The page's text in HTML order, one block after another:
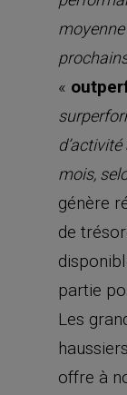
«
mois,
génère
de
partie
Les
offre à